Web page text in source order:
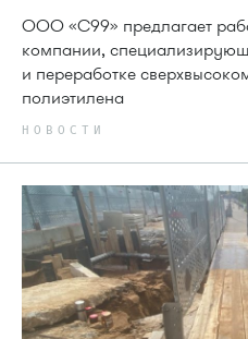
ООО «С99» предлагает
компании,
и переработке
полиэтилена
НОВОСТИ